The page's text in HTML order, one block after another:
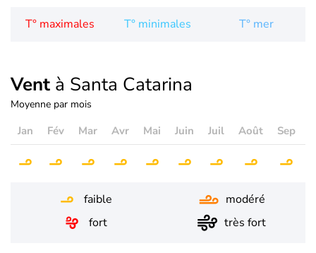
T° maximales T° minimales T° mer
Vent à Santa Catarina
Moyenne par mois
Jan Fév Mar Avr Mai Juin Juil Août Sep
faible
modéré
fort
très fort